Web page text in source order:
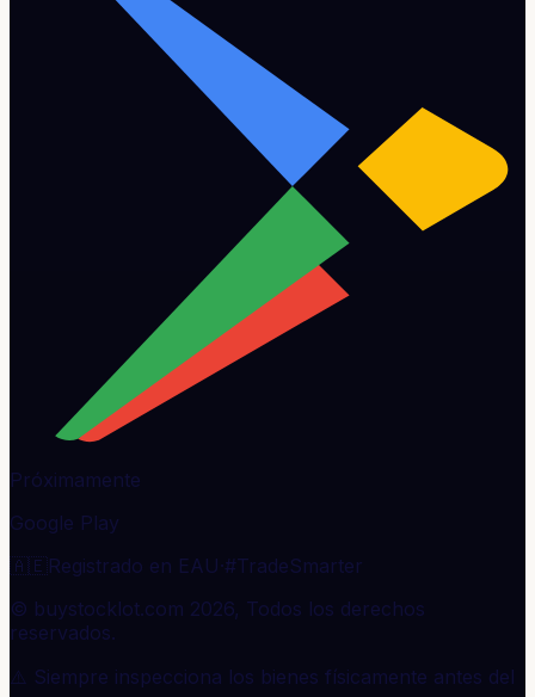
Próximamente
Google Play
🇦🇪Registrado en EAU·#TradeSmarter
© buystocklot.com 2026, Todos los derechos
reservados.
⚠️ Siempre inspecciona los bienes físicamente antes del